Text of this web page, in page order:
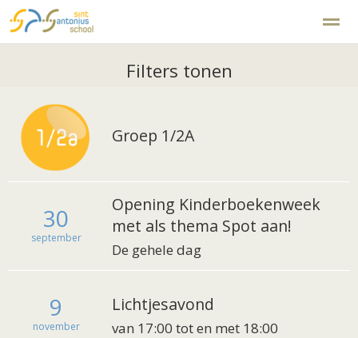
Klachtenregeling
Home Zoeken
Filters tonen
Groep 1/2A
30
september
Opening Kinderboekenweek
met als thema Spot aan!
De gehele dag
9
november
Lichtjesavond
van 17:00 tot en met 18:00